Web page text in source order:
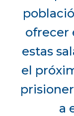
ofrecer
estas
el
a